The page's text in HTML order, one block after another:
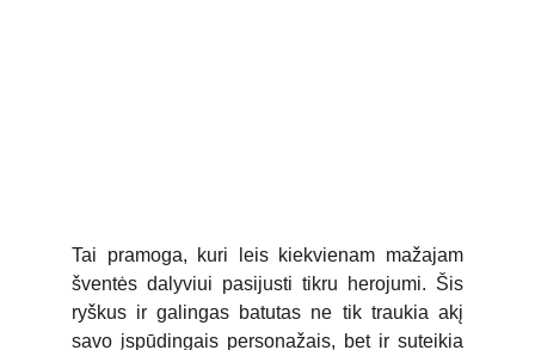
Tai pramoga, kuri leis kiekvienam mažajam
šventės dalyviui pasijusti tikru herojumi. Šis
ryškus ir galingas batutas ne tik traukia akį
savo įspūdingais personažais, bet ir suteikia